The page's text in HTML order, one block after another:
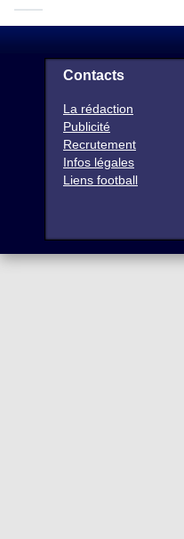
Contacts
La rédaction
Publicité
Recrutement
Infos légales
Liens football